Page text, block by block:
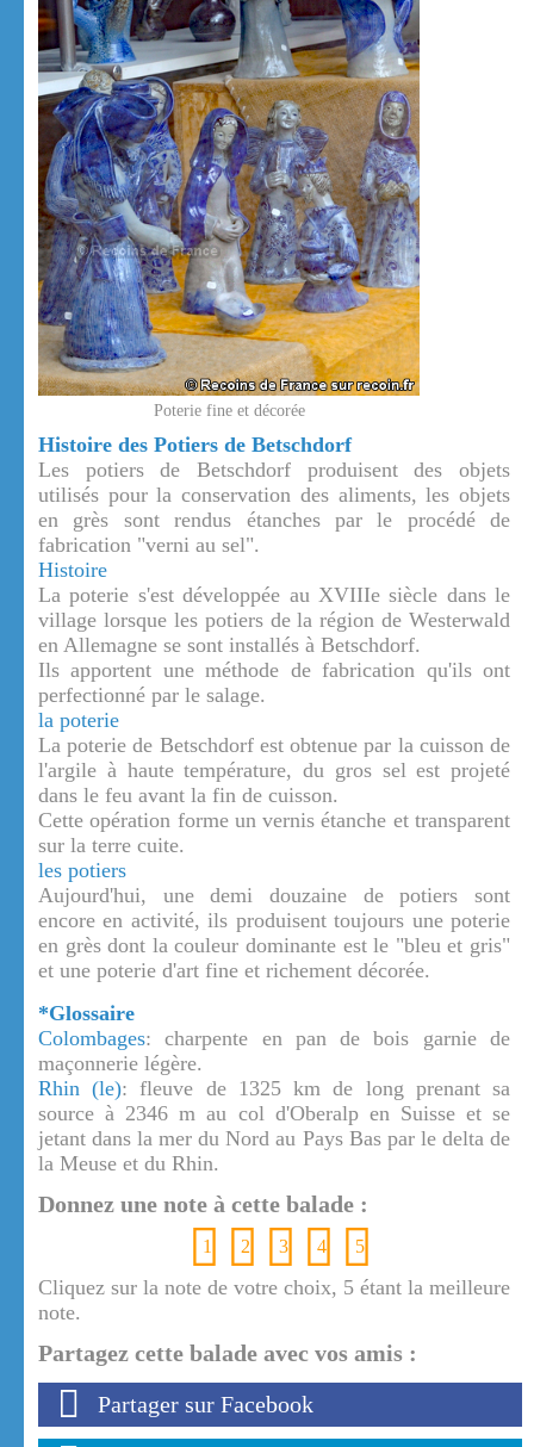
Poterie fine et décorée
Histoire des Potiers de Betschdorf
Les potiers de Betschdorf produisent des objets
utilisés pour la conservation des aliments, les objets
en grès sont rendus étanches par le procédé de
fabrication "verni au sel".
Histoire
La poterie s'est développée au XVIIIe siècle dans le
village lorsque les potiers de la région de Westerwald
en Allemagne se sont installés à Betschdorf.
Ils apportent une méthode de fabrication qu'ils ont
perfectionné par le salage.
la poterie
La poterie de Betschdorf est obtenue par la cuisson de
l'argile à haute température, du gros sel est projeté
dans le feu avant la fin de cuisson.
Cette opération forme un vernis étanche et transparent
sur la terre cuite.
les potiers
Aujourd'hui, une demi douzaine de potiers sont
encore en activité, ils produisent toujours une poterie
en grès dont la couleur dominante est le "bleu et gris"
et une poterie d'art fine et richement décorée.
*Glossaire
Colombages: charpente en pan de bois garnie de
maçonnerie légère.
Rhin (le): fleuve de 1325 km de long prenant sa
source à 2346 m au col d'Oberalp en Suisse et se
jetant dans la mer du Nord au Pays Bas par le delta de
la Meuse et du Rhin.
Donnez une note à cette balade :
1 2 3 4 5
Cliquez sur la note de votre choix, 5 étant la meilleure
note.
Partagez cette balade avec vos amis :
Partager sur Facebook